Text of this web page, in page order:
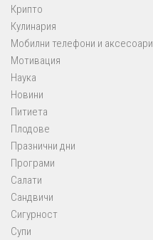
Крипто
Кулинария
Мобилни телефони и аксесоари
Мотивация
Наука
Новини
Питиета
Плодове
Празнични дни
Програми
Салати
Сандвичи
Сигурност
Супи